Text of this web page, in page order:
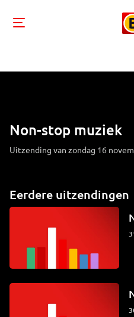
Non-stop muziek
Uitzending van zondag 16
Eerdere uitzendingen